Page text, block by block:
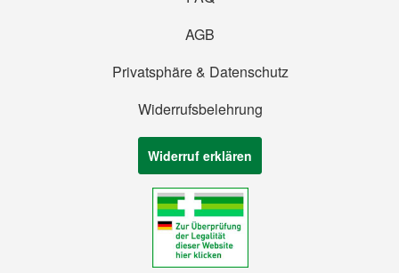
AGB
Privatsphäre & Datenschutz
Widerrufsbelehrung
Widerruf erklären